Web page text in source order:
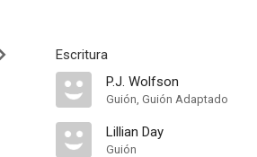
Escritura
P.J. Wolfson
Guión, Guión Adaptado
Lillian Day
Guión